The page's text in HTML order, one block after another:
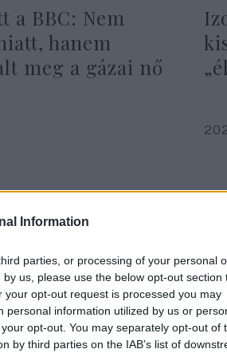
Information
parties, or processing of your personal
us, please use the below opt-out section
opt-out request is processed you may
information utilized by us or
opt-out. You may separately opt-out of
by third parties on the IAB’s list of
a BBC: Nem
hanem
meg a gázai nő